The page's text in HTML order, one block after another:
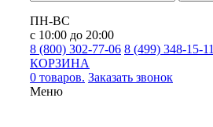
ПН-ВС
с 10:00 до 20:00
8 (800) 302-77-06 8 (499) 348-15-11
КОРЗИНА
0 товаров. Заказать звонок
Меню